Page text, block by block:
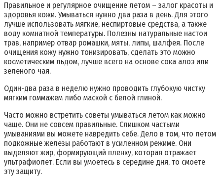
Правильное и регулярное очищение летом – залог красоты и
здоровья кожи. Умываться нужно два раза в день. Для этого
лучше использовать мягкие, неспиртовые средства, а также
воду комнатной температуры. Полезны натуральные настои
трав, например отвар ромашки, мяты, липы, шалфея. После
очищения кожу нужно тонизировать, сделать это можно
косметическим льдом, лучше всего на основе сока алоэ или
зеленого чая.
Один-два раза в неделю нужно проводить глубокую чистку
мягким гоммажем либо маской с белой глиной.
Часто можно встретить советы умываться летом как можно
чаще. Они не совсем правильные. Слишком частыми
умываниями вы можете навредить себе. Дело в том, что летом
подкожные железы работают в усиленном режиме. Они
выделяют жир, формирующий пленку, которая отражает
ультрафиолет. Если вы умоетесь в середине дня, то смоете
эту защиту.